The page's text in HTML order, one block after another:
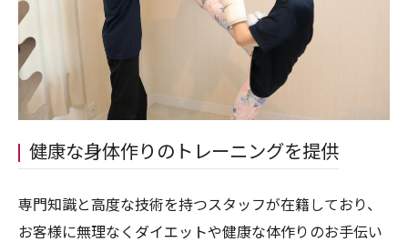
健康な身体作りのトレーニングを提供
専門知識と高度な技術を持つスタッフが在籍しており、
お客様に無理なくダイエットや健康な体作りのお手伝い